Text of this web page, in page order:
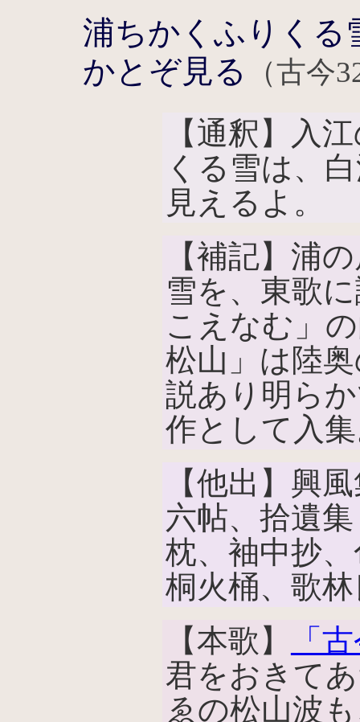
浦ちかくふりくる
かとぞ見る
（古今
【通釈】入
くる雪は、
見えるよ。
【補記】浦
雪を、東歌
こえなむ」
松山」は陸
説あり明ら
作として入
【他出】興
六帖、拾遺
枕、袖中抄
桐火桶、歌
【本歌】
「
君をおきて
ゑの松山波